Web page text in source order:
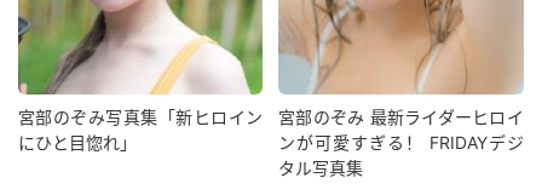
宮部のぞみ写真集「新ヒロイン
にひと目惚れ」
宮部のぞみ 最新ライダーヒロイ
ンが可愛すぎる！ FRIDAYデジ
タル写真集